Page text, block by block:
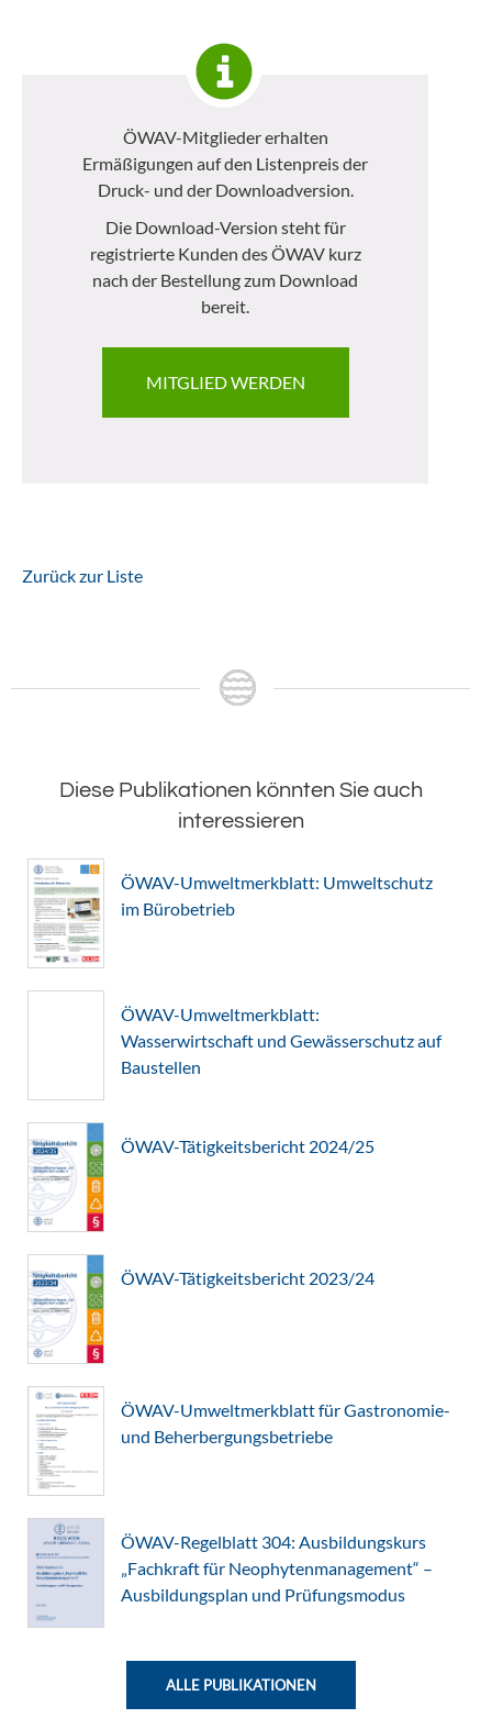
ÖWAV-Mitglieder erhalten
Ermäßigungen auf den Listenpreis der
Druck- und der Downloadversion.
Die Download-Version steht für
registrierte Kunden des ÖWAV kurz
nach der Bestellung zum Download
bereit.
MITGLIED WERDEN
Zurück zur Liste
Diese Publikationen könnten Sie auch
interessieren
ÖWAV-Umweltmerkblatt: Umweltschutz
im Bürobetrieb
ÖWAV-Umweltmerkblatt:
Wasserwirtschaft und Gewässerschutz auf
Baustellen
ÖWAV-Tätigkeitsbericht 2024/25
ÖWAV-Tätigkeitsbericht 2023/24
ÖWAV-Umweltmerkblatt für Gastronomie-
und Beherbergungsbetriebe
ÖWAV-Regelblatt 304: Ausbildungskurs
„Fachkraft für Neophytenmanagement“ –
Ausbildungsplan und Prüfungsmodus
ALLE PUBLIKATIONEN